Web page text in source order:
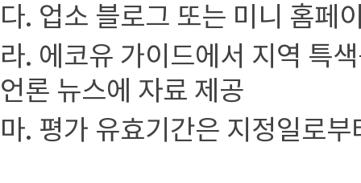
다. 업소 블로그 또는 미니 홈페
라. 에코유 가이드에서 지역 특
언론 뉴스에 자료 제공
마. 평가 유효기간은 지정일로